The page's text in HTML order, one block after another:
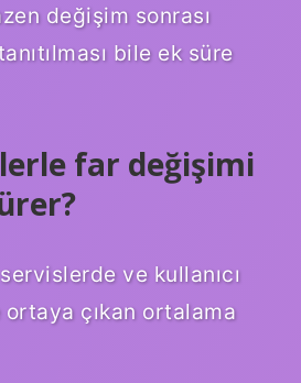
değişim sonrası
bile ek süre
far değişimi
ve kullanıcı
çıkan ortalama